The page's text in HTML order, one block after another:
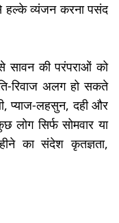
व्यंजन करना पसंद
सावन की परंपराओं को
रिवाज अलग हो सकते
प्याज-लहसुन, दही और
सिर्फ सोमवार या
का संदेश कृतज्ञता,